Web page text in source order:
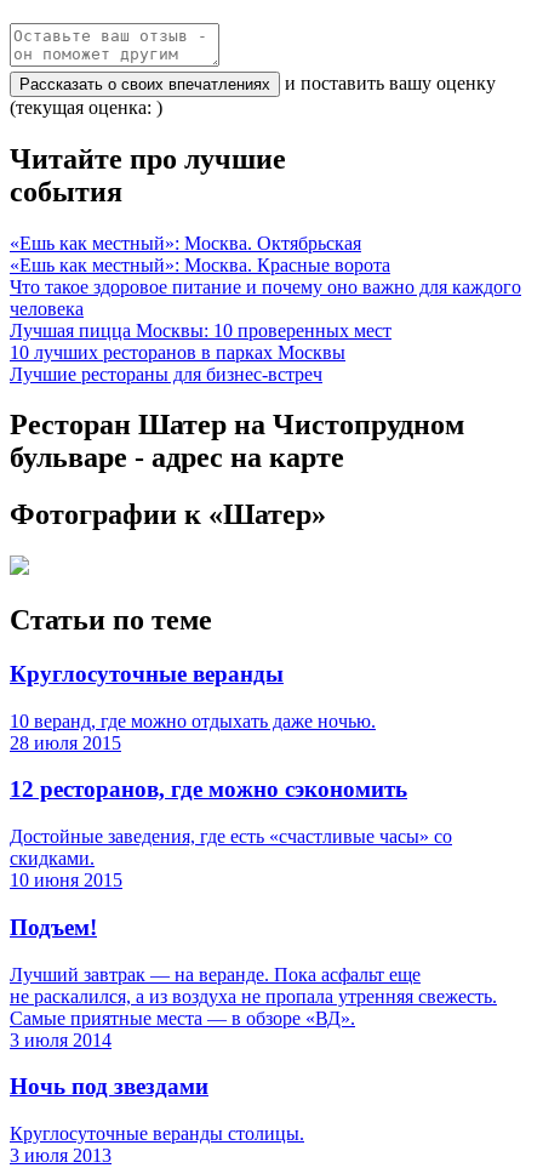
Рассказать о своих впечатлениях
и поставить вашу оценку
(текущая оценка: )
Читайте про лучшие
события
«Ешь как местный»: Москва. Октябрьская
«Ешь как местный»: Москва. Красные ворота
Что такое здоровое питание и почему оно важно для каждого
человека
Лучшая пицца Москвы: 10 проверенных мест
10 лучших ресторанов в парках Москвы
Лучшие рестораны для бизнес-встреч
Ресторан Шатер на Чистопрудном
бульваре - адрес на карте
Фотографии к «Шатер»
Статьи по теме
Круглосуточные веранды
10 веранд, где можно отдыхать даже ночью.
28 июля 2015
12 ресторанов, где можно сэкономить
Достойные заведения, где есть «счастливые часы» со
скидками.
10 июня 2015
Подъем!
Лучший завтрак — на веранде. Пока асфальт еще
не раскалился, а из воздуха не пропала утренняя свежесть.
Самые приятные места — в обзоре «ВД».
3 июля 2014
Ночь под звездами
Круглосуточные веранды столицы.
3 июля 2013